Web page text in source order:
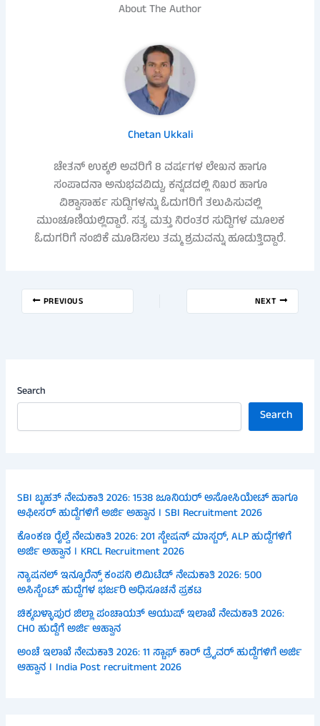
About The Author
Chetan Ukkali
ಚೇತನ್ ಉಕ್ಕಲಿ ಅವರಿಗೆ 8 ವರ್ಷಗಳ ಲೇಖನ ಹಾಗೂ
ಸಂಪಾದನಾ ಅನುಭವವಿದ್ದು, ಕನ್ನಡದಲ್ಲಿ ನಿಖರ ಹಾಗೂ
ವಿಶ್ವಾಸಾರ್ಹ ಸುದ್ದಿಗಳನ್ನು ಓದುಗರಿಗೆ ತಲುಪಿಸುವಲ್ಲಿ
ಮುಂಚೂಣಿಯಲ್ಲಿದ್ದಾರೆ. ಸತ್ಯ ಮತ್ತು ನಿರಂತರ ಸುದ್ದಿಗಳ ಮೂಲಕ
ಓದುಗರಿಗೆ ನಂಬಿಕೆ ಮೂಡಿಸಲು ತಮ್ಮ ಶ್ರಮವನ್ನು ಹೂಡುತ್ತಿದ್ದಾರೆ.
PREVIOUS NEXT
Search
Search
SBI ಬೃಹತ್ ನೇಮಕಾತಿ 2026: 1538 ಜೂನಿಯರ್ ಅಸೋಸಿಯೇಟ್ ಹಾಗೂ
ಆಫೀಸರ್ ಹುದ್ದೆಗಳಿಗೆ ಅರ್ಜಿ ಅಹ್ವಾನ । SBI Recruitment 2026
ಕೊಂಕಣ ರೈಲ್ವೆ ನೇಮಕಾತಿ 2026: 201 ಸ್ಟೇಷನ್ ಮಾಸ್ಟರ್, ALP ಹುದ್ದೆಗಳಿಗೆ
ಅರ್ಜಿ ಅಹ್ವಾನ । KRCL Recruitment 2026
ನ್ಯಾಷನಲ್ ಇನ್ಶೂರೆನ್ಸ್ ಕಂಪನಿ ಲಿಮಿಟೆಡ್ ನೇಮಕಾತಿ 2026: 500
ಅಸಿಸ್ಟೆಂಟ್ ಹುದ್ದೆಗಳ ಭರ್ಜರಿ ಅಧಿಸೂಚನೆ ಪ್ರಕಟ
ಚಿಕ್ಕಬಳ್ಳಾಪುರ ಜಿಲ್ಲಾ ಪಂಚಾಯತ್ ಆಯುಷ್ ಇಲಾಖೆ ನೇಮಕಾತಿ 2026:
CHO ಹುದ್ದೆಗೆ ಅರ್ಜಿ ಆಹ್ವಾನ
ಅಂಚೆ ಇಲಾಖೆ ನೇಮಕಾತಿ 2026: 11 ಸ್ಟಾಫ್ ಕಾರ್ ಡ್ರೈವರ್ ಹುದ್ದೆಗಳಿಗೆ ಅರ್ಜಿ
ಆಹ್ವಾನ । India Post recruitment 2026